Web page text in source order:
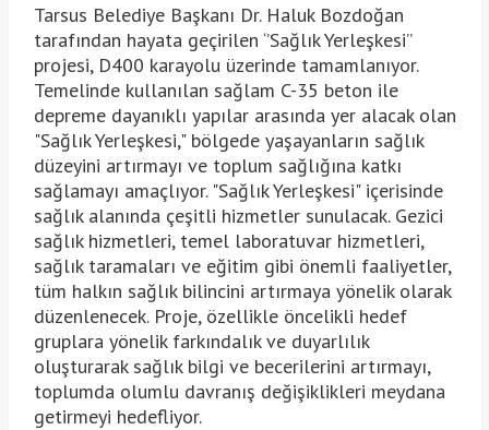
Tarsus Belediye Başkanı Dr. Haluk Bozdoğan
tarafından hayata geçirilen ‘’Sağlık Yerleşkesi’’
projesi, D400 karayolu üzerinde tamamlanıyor.
Temelinde kullanılan sağlam C-35 beton ile
depreme dayanıklı yapılar arasında yer alacak olan
"Sağlık Yerleşkesi," bölgede yaşayanların sağlık
düzeyini artırmayı ve toplum sağlığına katkı
sağlamayı amaçlıyor. "Sağlık Yerleşkesi" içerisinde
sağlık alanında çeşitli hizmetler sunulacak. Gezici
sağlık hizmetleri, temel laboratuvar hizmetleri,
sağlık taramaları ve eğitim gibi önemli faaliyetler,
tüm halkın sağlık bilincini artırmaya yönelik olarak
düzenlenecek. Proje, özellikle öncelikli hedef
gruplara yönelik farkındalık ve duyarlılık
oluşturarak sağlık bilgi ve becerilerini artırmayı,
toplumda olumlu davranış değişiklikleri meydana
getirmeyi hedefliyor.